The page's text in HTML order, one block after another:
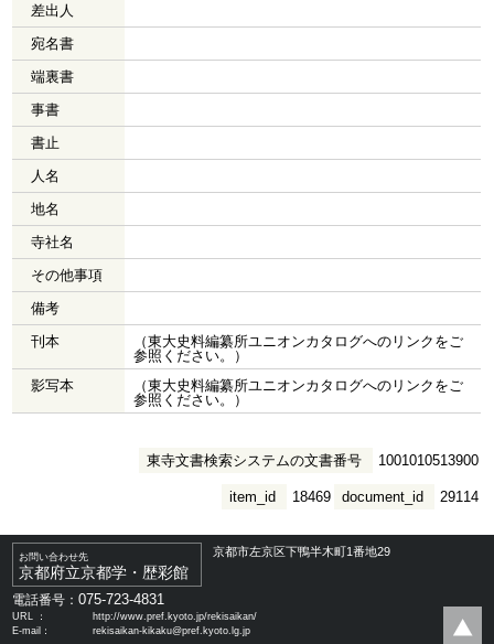
差出人
宛名書
端裏書
事書
書止
人名
地名
寺社名
その他事項
備考
刊本
（東大史料編纂所ユニオンカタログへのリンクをご
参照ください。）
影写本
（東大史料編纂所ユニオンカタログへのリンクをご
参照ください。）
東寺文書検索システムの文書番号 1001010513900
document_id 29114
item_id 18469
お問い合わせ先
京都府立京都学・歴彩館
京都市左京区下鴨半木町1番地29
電話番号：075-723-4831
URL ：
http://www.pref.kyoto.jp/rekisaikan/
E-mail：
rekisaikan-kikaku@pref.kyoto.lg.jp